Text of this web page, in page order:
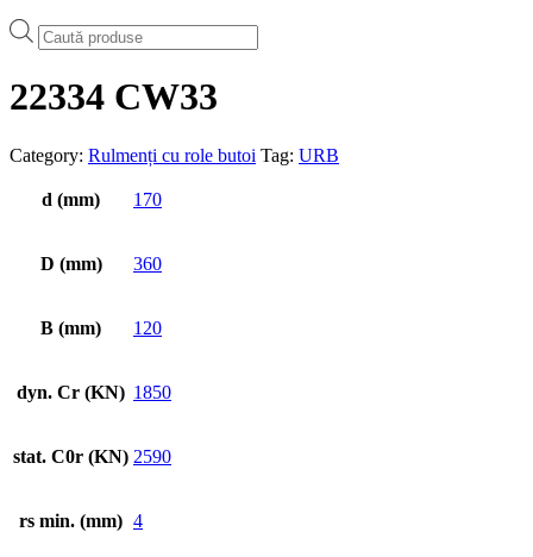
Products
search
22334 CW33
Category: Rulmenți cu role butoi Tag: URB
d (mm) 170
D (mm) 360
B (mm) 120
dyn. Cr (KN) 1850
stat. C0r (KN) 2590
rs min. (mm) 4